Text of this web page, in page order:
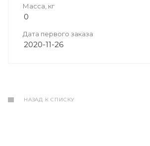
Масса, кг
0
Дата первого заказа
2020-11-26
НАЗАД К СПИСКУ